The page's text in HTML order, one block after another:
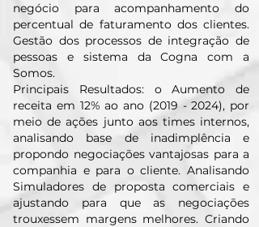
negócio para acompanhamento do
percentual de faturamento dos clientes.
Gestão dos processos de integração de
pessoas e sistema da Cogna com a
Somos.
Principais Resultados: o Aumento de
receita em 12% ao ano (2019 - 2024), por
meio de ações junto aos times internos,
analisando base de inadimplência e
propondo negociações vantajosas para a
companhia e para o cliente. Analisando
Simuladores de proposta comerciais e
ajustando para que as negociações
trouxessem margens melhores. Criando